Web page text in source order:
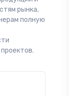
рынка,
полную